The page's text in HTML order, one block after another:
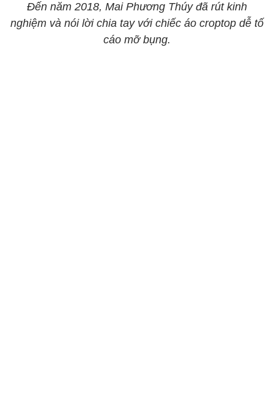
Đến năm 2018, Mai Phương Thúy đã rút kinh
nghiệm và nói lời chia tay với chiếc áo croptop dễ tố
cáo mỡ bụng.